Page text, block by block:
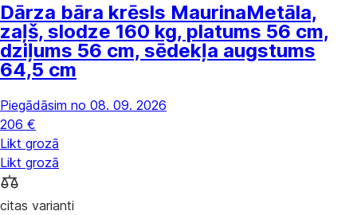
Dārza bāra krēsls MaurinaMetāla,
zaļš, slodze 160 kg, platums 56 cm,
dziļums 56 cm, sēdekļa augstums
64,5 cm
Piegādāsim no 08. 09. 2026
206 €
Likt grozā
Likt grozā
citas varianti